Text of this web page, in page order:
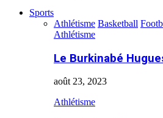
Sports
Athlétisme Basketball
Athlétisme
Le Burkinabé
août 23, 2023
Athlétisme